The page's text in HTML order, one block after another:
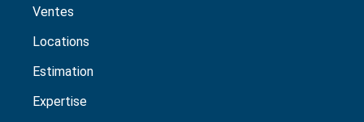
Ventes
Locations
Estimation
Expertise